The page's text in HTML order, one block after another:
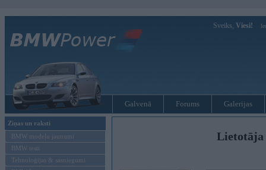
Sveiks, Viesi!
Galvenā Forums Galerijas
Ziņas un raksti
BMW modeļu jaunumi
BMW testi
Tehnoloģijas & sasniegumi
Lietotāja